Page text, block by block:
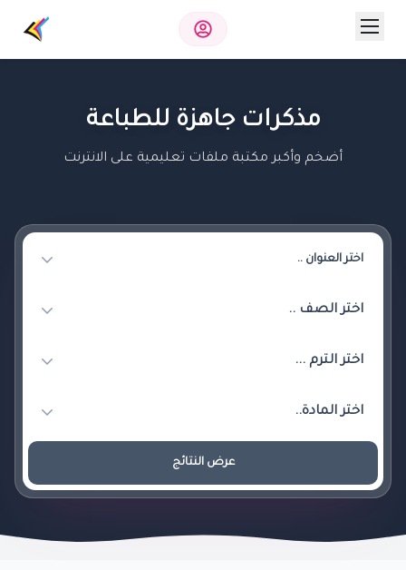
مذكرات جاهزة للطباعة
أضخم وأكبر مكتبة ملفات تعليمية على الانترنت
عرض النتائج